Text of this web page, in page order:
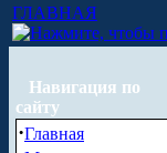
ГЛАВНАЯ
Навигация по
сайту
·Главная